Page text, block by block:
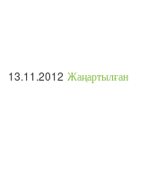
13.11.2012 Жаңартылған